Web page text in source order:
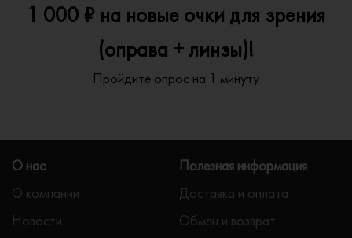
1 000 ₽ на новые очки для зрения
(оправа + линзы)!
Пройдите опрос на 1 минуту
О нас
О компании
Новости
Полезная информация
Доставка и оплата
Обмен и возврат